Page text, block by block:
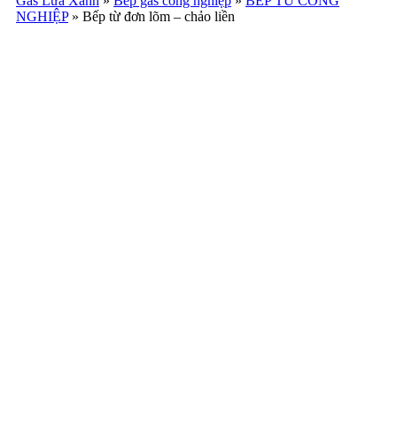
NGHIỆP» Bếp từ đơn lõm – chảo liền